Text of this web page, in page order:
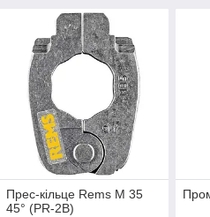
Прес-кільце Rems M 35
45° (PR-2B)